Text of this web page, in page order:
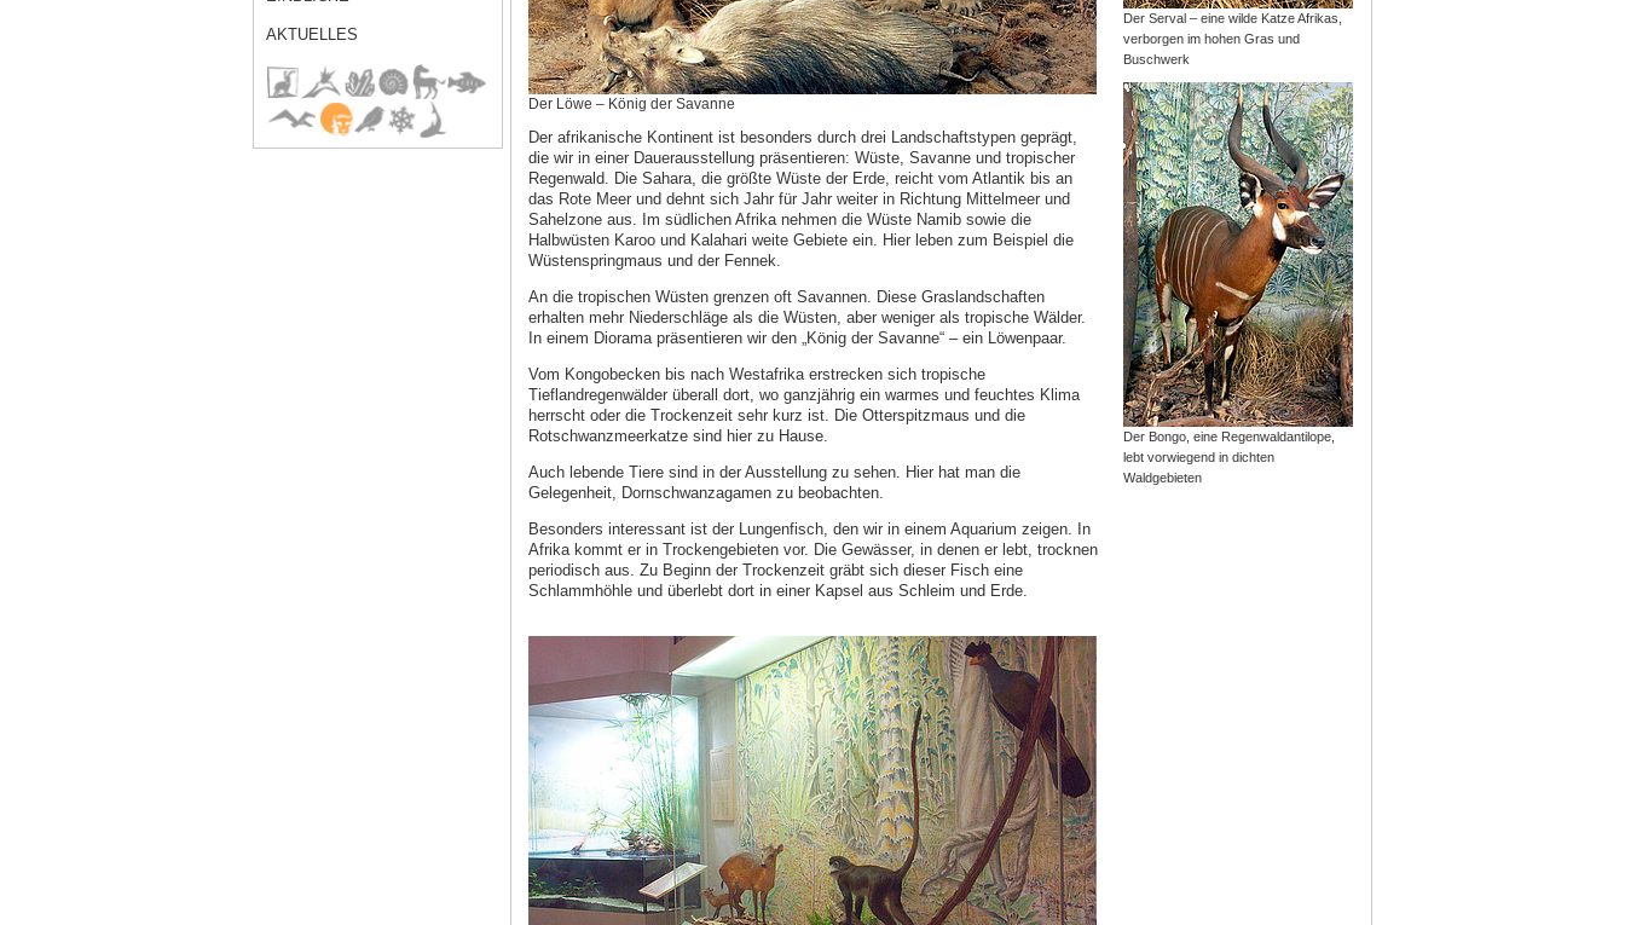
AKTUELLES
Der Löwe – König der Savanne
Der afrikanische Kontinent ist besonders durch drei Landschaftstypen geprägt,
die wir in einer Dauerausstellung präsentieren: Wüste, Savanne und tropischer
Regenwald. Die Sahara, die größte Wüste der Erde, reicht vom Atlantik bis an
das Rote Meer und dehnt sich Jahr für Jahr weiter in Richtung Mittelmeer und
Sahelzone aus. Im südlichen Afrika nehmen die Wüste Namib sowie die
Halbwüsten Karoo und Kalahari weite Gebiete ein. Hier leben zum Beispiel die
Wüstenspringmaus und der Fennek.
An die tropischen Wüsten grenzen oft Savannen. Diese Graslandschaften
erhalten mehr Niederschläge als die Wüsten, aber weniger als tropische Wälder.
In einem Diorama präsentieren wir den „König der Savanne“ – ein Löwenpaar.
Vom Kongobecken bis nach Westafrika erstrecken sich tropische
Tieflandregenwälder überall dort, wo ganzjährig ein warmes und feuchtes Klima
herrscht oder die Trockenzeit sehr kurz ist. Die Otterspitzmaus und die
Rotschwanzmeerkatze sind hier zu Hause.
Auch lebende Tiere sind in der Ausstellung zu sehen. Hier hat man die
Gelegenheit, Dornschwanzagamen zu beobachten.
Besonders interessant ist der Lungenfisch, den wir in einem Aquarium zeigen. In
Afrika kommt er in Trockengebieten vor. Die Gewässer, in denen er lebt, trocknen
periodisch aus. Zu Beginn der Trockenzeit gräbt sich dieser Fisch eine
Schlammhöhle und überlebt dort in einer Kapsel aus Schleim und Erde.
Der Serval – eine wilde Katze Afrikas,
verborgen im hohen Gras und
Buschwerk
Der Bongo, eine Regenwaldantilope,
lebt vorwiegend in dichten
Waldgebieten